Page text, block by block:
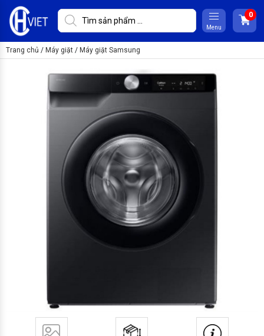
Menu
Trang chủ / Máy giặt / Máy giặt Samsung